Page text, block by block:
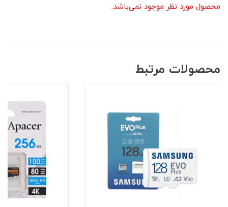
محصول مورد نظر موجود نمی‌باشد.
محصولات مرتبط